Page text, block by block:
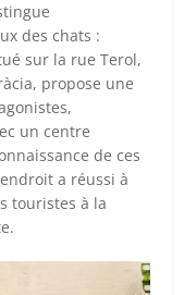
des chats :
sur la rue Terol,
propose une
un centre
de ces
a réussi à
touristes à la